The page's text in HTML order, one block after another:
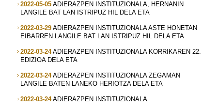
2022-05-05 ADIERAZPEN INSTITUZIONALA, HERNANIN
LANGILE BAT LAN ISTRIPUZ HIL DELA ETA
2022-03-29 ADIERAZPEN INSTITUZIONALA ASTE HONETAN
EIBARREN LANGILE BAT LAN ISTRIPUZ HIL DELA ETA
2022-03-24 ADIERAZPEN INSTITUZIONALA KORRIKAREN 22.
EDIZIOA DELA ETA
2022-03-24 ADIERAZPEN INSTITUZIONALA ZEGAMAN
LANGILE BATEN LANEKO HERIOTZA DELA ETA
2022-03-24 ADIERAZPEN INSTITUZIONALA